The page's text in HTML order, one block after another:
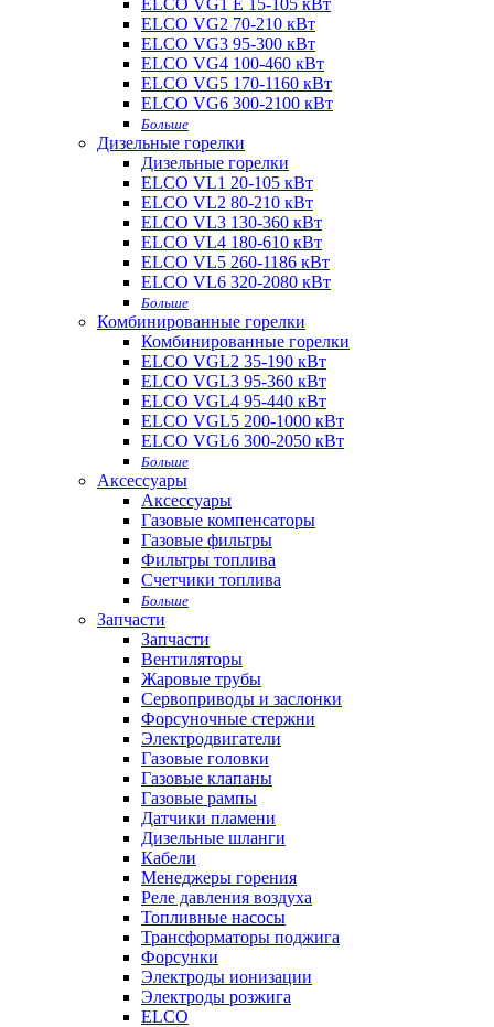
ELCO VG1 E 15-105 кВт
ELCO VG2 70-210 кВт
ELCO VG3 95-300 кВт
ELCO VG4 100-460 кВт
ELCO VG5 170-1160 кВт
ELCO VG6 300-2100 кВт
Больше
Дизельные горелки
Дизельные горелки
ELCO VL1 20-105 кВт
ELCO VL2 80-210 кВт
ELCO VL3 130-360 кВт
ELCO VL4 180-610 кВт
ELCO VL5 260-1186 кВт
ELCO VL6 320-2080 кВт
Больше
Комбинированные горелки
Комбинированные горелки
ELCO VGL2 35-190 кВт
ELCO VGL3 95-360 кВт
ELCO VGL4 95-440 кВт
ELCO VGL5 200-1000 кВт
ELCO VGL6 300-2050 кВт
Больше
Аксессуары
Аксессуары
Газовые компенсаторы
Газовые фильтры
Фильтры топлива
Счетчики топлива
Больше
Запчасти
Запчасти
Вентиляторы
Жаровые трубы
Сервоприводы и заслонки
Форсуночные стержни
Электродвигатели
Газовые головки
Газовые клапаны
Газовые рампы
Датчики пламени
Дизельные шланги
Кабели
Менеджеры горения
Реле давления воздуха
Топливные насосы
Трансформаторы поджига
Форсунки
Электроды ионизации
Электроды розжига
ELCO